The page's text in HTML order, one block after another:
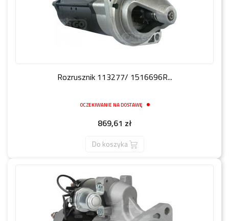
Rozrusznik 113277/ 1516696R...
OCZEKIWANIE NA DOSTAWĘ
Cena
869,61 zł
Do koszyka